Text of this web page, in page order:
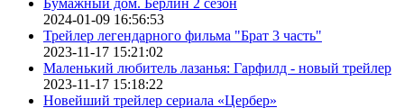
2024-01-09 16:56:53
Трейлер легендарного фильма "Брат 3 часть"
2023-11-17 15:21:02
Маленький любитель лазанья: Гарфилд - новый трейлер
2023-11-17 15:18:22
Новейший трейлер сериала «Цербер»